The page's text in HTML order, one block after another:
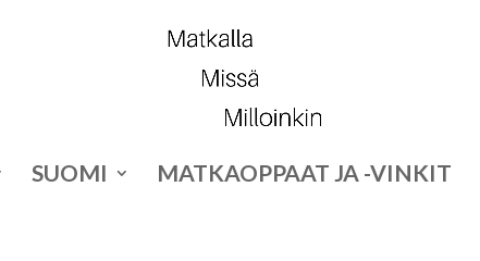
SUOMI MATKAOPPAAT JA -VINKIT